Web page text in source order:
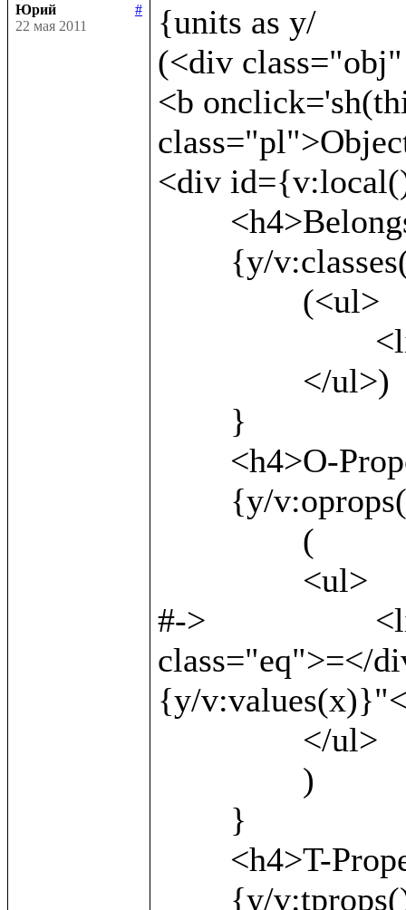
Юрий
#
22 мая 2011
{units as y/
(<div
<b
<div
#->			<li><b>{v:local()}</b> <div
class="eq">=</
{y/